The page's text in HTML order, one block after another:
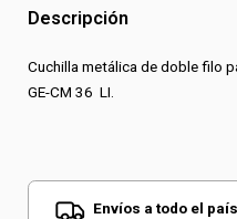
Descripción
Cuchilla metálica de doble filo
GE-CM 36 LI.
Envíos a todo el país